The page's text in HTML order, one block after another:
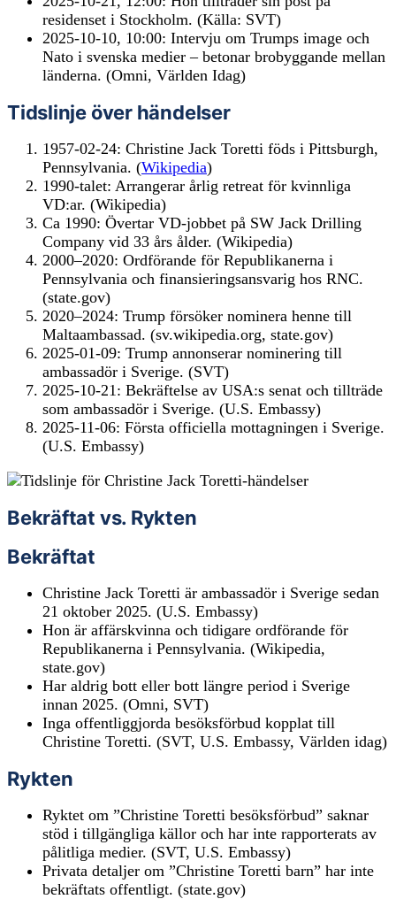
residenset i Stockholm. (Källa: SVT)
2025-10-10, 10:00: Intervju om Trumps image och
Nato i svenska medier – betonar brobyggande mellan
länderna. (Omni, Världen Idag)
Tidslinje över händelser
1957-02-24: Christine Jack Toretti föds i Pittsburgh,
Pennsylvania. (Wikipedia)
1990-talet: Arrangerar årlig retreat för kvinnliga
VD:ar. (Wikipedia)
Ca 1990: Övertar VD-jobbet på SW Jack Drilling
Company vid 33 års ålder. (Wikipedia)
2000–2020: Ordförande för Republikanerna i
Pennsylvania och finansieringsansvarig hos RNC.
(state.gov)
2020–2024: Trump försöker nominera henne till
Maltaambassad. (sv.wikipedia.org, state.gov)
2025-01-09: Trump annonserar nominering till
ambassadör i Sverige. (SVT)
2025-10-21: Bekräftelse av USA:s senat och tillträde
som ambassadör i Sverige. (U.S. Embassy)
2025-11-06: Första officiella mottagningen i Sverige.
(U.S. Embassy)
Bekräftat vs. Rykten
Bekräftat
Christine Jack Toretti är ambassadör i Sverige sedan
21 oktober 2025. (U.S. Embassy)
Hon är affärskvinna och tidigare ordförande för
Republikanerna i Pennsylvania. (Wikipedia,
state.gov)
Har aldrig bott eller bott längre period i Sverige
innan 2025. (Omni, SVT)
Inga offentliggjorda besöksförbud kopplat till
Christine Toretti. (SVT, U.S. Embassy, Världen idag)
Rykten
Ryktet om ”Christine Toretti besöksförbud” saknar
stöd i tillgängliga källor och har inte rapporterats av
pålitliga medier. (SVT, U.S. Embassy)
Privata detaljer om ”Christine Toretti barn” har inte
bekräftats offentligt. (state.gov)